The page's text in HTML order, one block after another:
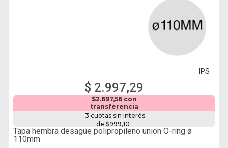
IPS
$ 2.997,29
$2.697,56 con
transferencia
3 cuotas sin interés
de $999,10
Tapa hembra desagüe polipropileno union O-ring ø
110mm